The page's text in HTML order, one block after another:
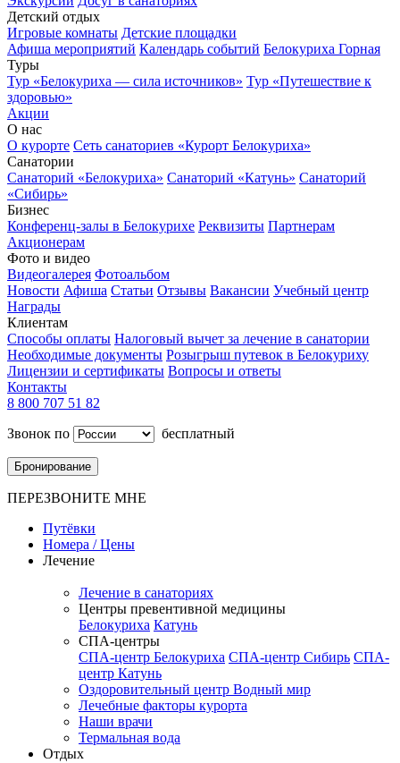
Детский отдых
Игровые комнаты Детские площадки
Афиша мероприятий Календарь событий Белокуриха Горная
Туры
Тур «Белокуриха — сила источников» Тур «Путешествие к
здоровью»
Акции
О нас
О курорте Сеть санаториев «Курорт Белокуриха»
Санатории
Санаторий «Белокуриха» Санаторий «Катунь» Санаторий
«Сибирь»
Бизнес
Конференц-залы в Белокурихе Реквизиты Партнерам
Акционерам
Фото и видео
Видеогалерея Фотоальбом
Новости Афиша Статьи Отзывы Вакансии Учебный центр
Награды
Клиентам
Способы оплаты Налоговый вычет за лечение в санатории
Необходимые документы Розыгрыш путевок в Белокуриху
Лицензии и сертификаты Вопросы и ответы
Контакты
8 800 707 51 82
Звонок по
бесплатный
Бронирование
ПЕРЕЗВОНИТЕ МНЕ
Путёвки
Номера / Цены
Лечение
Лечение в санаториях
Центры превентивной медицины
Белокуриха Катунь
СПА-центры
СПА-центр Белокуриха СПА-центр Сибирь СПА-
центр Катунь
Оздоровительный центр Водный мир
Лечебные факторы курорта
Наши врачи
Термальная вода
Отдых